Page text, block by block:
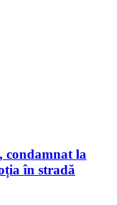
condamnat la
în stradă